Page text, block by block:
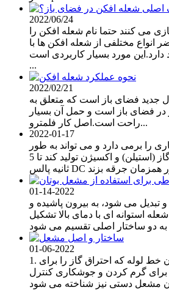
2022/06/24
می کنند حتما نام شعله افکن را
انواع مختلفی از شعله افکن ها با
مورد بسیار کاربردی است،
...
2022/02/21
جدید فضای باز است که متعلق به
فضای باز است و حمل آن بسیار
راحت است.اصل کار فلمترو...
2022-01-17
را برمی دارد و می تواند به طور
خودکار روشن شود، گاز (استیلن) ​​و اکسیژن تولید کند تا 5
01-14-2022
تبدیل می شود، به بیرون پاشیده و
استوانه ای با دمای بالا تشکیل
01-06-2022
1. تعریف ابزار دستی بدون خط لوله که احتراق گاز را برای
برای گرم کردن و جوشکاری کنترل